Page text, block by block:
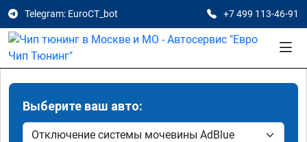
Telegram: EuroCT_bot +7 499 113-46-91
Выберите ваш авто: